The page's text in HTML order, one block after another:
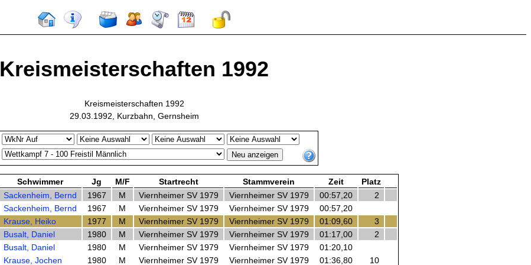
Kreismeisterschaften 1992
Kreismeisterschaften 1992
29.03.1992, Kurzbahn, Gernsheim
Schwimmer Jg M/F Startrecht Stammverein Zeit
Platz
Sackenheim, Bernd 1967 M Viernheimer SV 1979 Viernheimer SV 1979 00:57,20
2
Sackenheim, Bernd 1967 M Viernheimer SV 1979 Viernheimer SV 1979
00:57,20
Krause, Heiko 1977 M Viernheimer SV 1979 Viernheimer SV 1979 01:09,60
3
Busalt, Daniel 1980 M Viernheimer SV 1979 Viernheimer SV 1979 01:17,00
2
Busalt, Daniel 1980 M Viernheimer SV 1979 Viernheimer SV 1979
01:20,10
Krause, Jochen 1980 M Viernheimer SV 1979 Viernheimer SV 1979 01:36,80 10